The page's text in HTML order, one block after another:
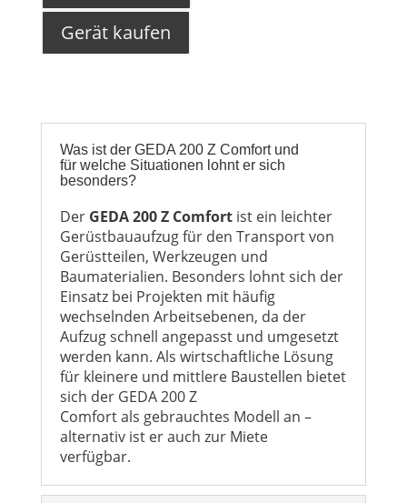
Gerät kaufen
Was ist der GEDA 200 Z Comfort und
für welche Situationen lohnt er sich
besonders?
Der GEDA 200 Z Comfortist ein leichter
Gerüstbauaufzug für den Transport von
Gerüstteilen, Werkzeugen und
Baumaterialien. Besonders lohnt sich der
Einsatz bei Projekten mit häufig
wechselnden Arbeitsebenen, da der
Aufzug schnell angepasst und umgesetzt
werden kann. Als wirtschaftliche Lösung
für kleinere und mittlere Baustellen bietet
sich der GEDA 200 Z
Comfort als gebrauchtes Modell an –
alternativ ist er auch zur Miete
verfügbar.